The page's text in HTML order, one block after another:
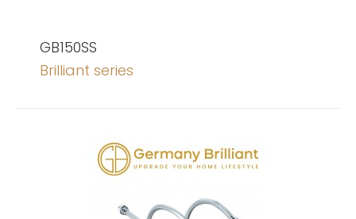
GB150SS
Brilliant series